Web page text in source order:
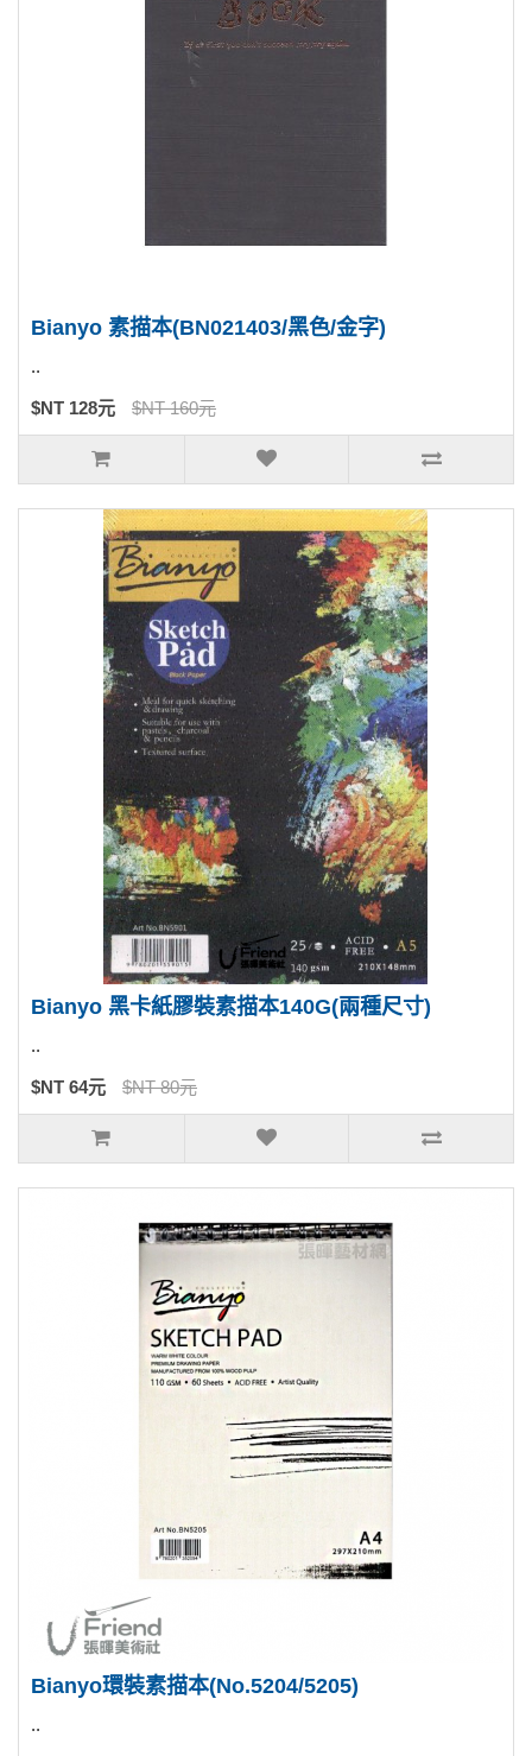
Bianyo 素描本(BN021403/黑色/金字)
..
$NT 128元 $NT 160元
Bianyo 黑卡紙膠裝素描本140G(兩種尺寸)
..
$NT 64元 $NT 80元
Bianyo環裝素描本(No.5204/5205)
..